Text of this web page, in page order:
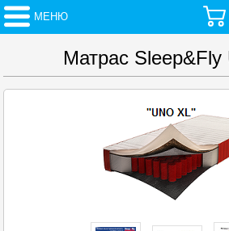
МЕНЮ
Матрас Sleep&Fly